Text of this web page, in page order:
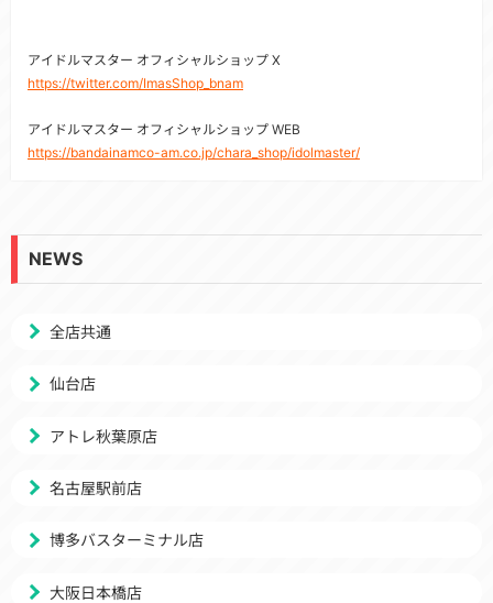
アイドルマスター オフィシャルショップ X
https://twitter.com/ImasShop_bnam
アイドルマスター オフィシャルショップ WEB
https://bandainamco-am.co.jp/chara_shop/idolmaster/
NEWS
全店共通
仙台店
アトレ秋葉原店
名古屋駅前店
博多バスターミナル店
大阪日本橋店